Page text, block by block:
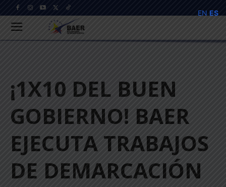
¡1X10 DEL BUEN
GOBIERNO! BAER
EJECUTA TRABAJOS
DE DEMARCACIÓN
EN ES